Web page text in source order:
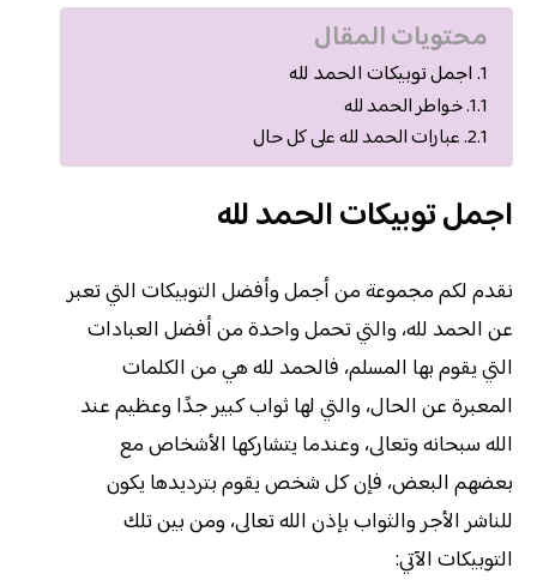
محتويات المقال
اجمل توبيكات الحمد لله
خواطر الحمد لله
عبارات الحمد لله على كل حال
اجمل توبيكات الحمد لله
نقدم لكم مجموعة من أجمل وأفضل التوبيكات التي تعبر
عن الحمد لله، والتي تحمل واحدة من أفضل العبادات
التي يقوم بها المسلم، فالحمد لله هي من الكلمات
المعبرة عن الحال، والتي لها ثواب كبير جدًا وعظيم عند
الله سبحانه وتعالى، وعندما يتشاركها الأشخاص مع
بعضهم البعض، فإن كل شخص يقوم بترديدها يكون
للناشر الأجر والثواب بإذن الله تعالى، ومن بين تلك
التوبيكات الآتي: